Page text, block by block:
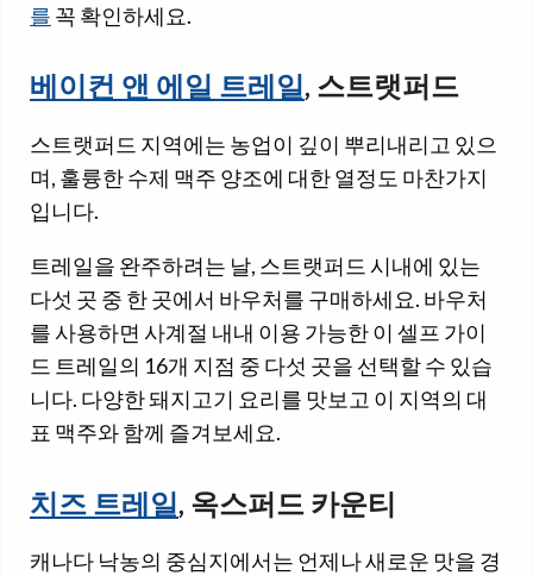
를 꼭 확인하세요.
베이컨 앤 에일 트레일, 스트랫퍼드
스트랫퍼드 지역에는 농업이 깊이 뿌리내리고 있으
며, 훌륭한 수제 맥주 양조에 대한 열정도 마찬가지
입니다.
트레일을 완주하려는 날, 스트랫퍼드 시내에 있는
다섯 곳 중 한 곳에서 바우처를 구매하세요. 바우처
를 사용하면 사계절 내내 이용 가능한 이 셀프 가이
드 트레일의 16개 지점 중 다섯 곳을 선택할 수 있습
니다. 다양한 돼지고기 요리를 맛보고 이 지역의 대
표 맥주와 함께 즐겨보세요.
치즈 트레일, 옥스퍼드 카운티
캐나다 낙농의 중심지에서는 언제나 새로운 맛을 경